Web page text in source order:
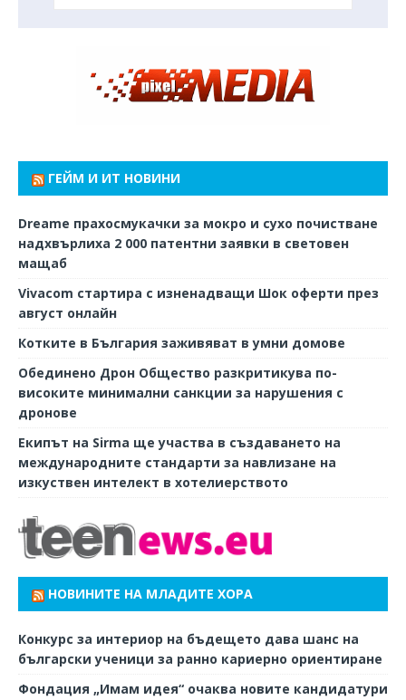
ГЕЙМ И ИТ НОВИНИ
Dreame прахосмукачки за мокро и сухо почистване
надхвърлиха 2 000 патентни заявки в световен
мащаб
Vivacom стартира с изненадващи Шок оферти през
август онлайн
Котките в България заживяват в умни домове
Обединено Дрон Общество разкритикува по-
високите минимални санкции за нарушения с
дронове
Екипът на Sirma ще участва в създаването на
международните стандарти за навлизане на
изкуствен интелект в хотелиерството
НОВИНИТЕ НА МЛАДИТЕ ХОРА
Конкурс за интериор на бъдещето дава шанс на
български ученици за ранно кариерно ориентиране
Фондация „Имам идея“ очаква новите кандидатури